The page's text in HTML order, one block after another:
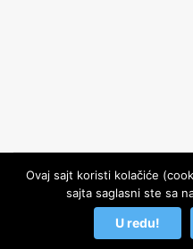
© Copyright 2022,
Ovaj sajt koristi kolačiće
sajta saglasni ste sa
U redu!